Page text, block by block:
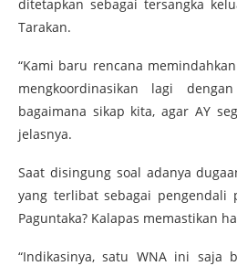
ditetapkan sebagai tersangka
Tarakan.
“Kami baru rencana
mengkoordinasikan lagi
bagaimana sikap kita, agar AY
jelasnya.
Saat disingung soal adanya
yang terlibat sebagai pengendali
Paguntaka? Kalapas memastikan
“Indikasinya, satu WNA ini saja